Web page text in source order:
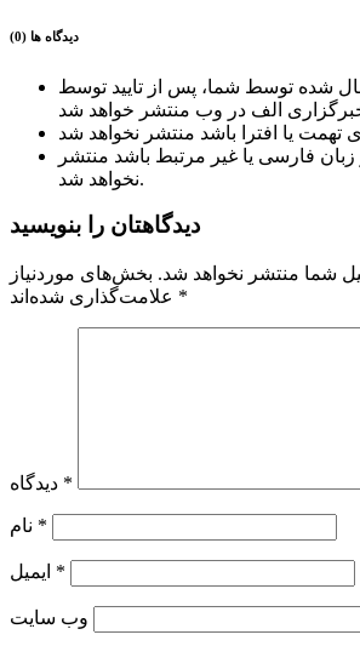
دیدگاه ها (0)
شده توسط شما، پس از تایید توسط
زبان فارسی یا غیر مرتبط باشد منتشر
نخواهد شد.
دیدگاهتان را بنویسید
شما منتشر نخواهد شد. بخش‌های موردنیاز
*
*
*
*
وب‌ سایت